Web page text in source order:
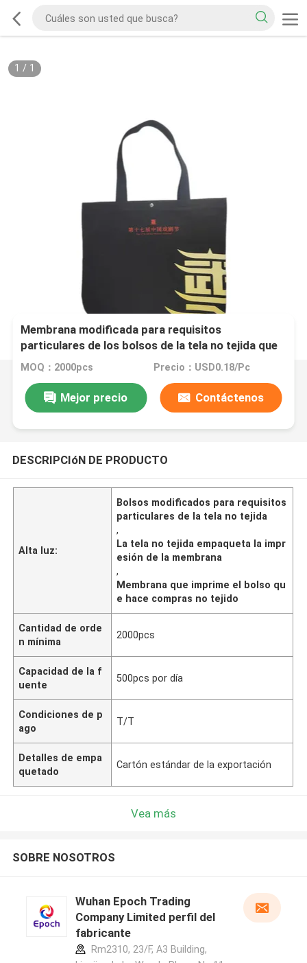
1 / 1
Membrana modificada para requisitos
particulares de los bolsos de la tela no tejida que
imprime el bolso que hace compras no tejido
MOQ：2000pcs Precio：USD0.18/Pc
Mejor precio Contáctenos
DESCRIPCIóN DE PRODUCTO
Alta luz:
Bolsos modificados para requisitos
particulares de la tela no tejida
,
La tela no tejida empaqueta la impr
esión de la membrana
,
Membrana que imprime el bolso qu
e hace compras no tejido
Cantidad de orde
n mínima
2000pcs
Capacidad de la f
uente
500pcs por día
Condiciones de p
ago
T/T
Detalles de empa
quetado
Cartón estándar de la exportación
Vea más
SOBRE NOSOTROS
Wuhan Epoch Trading
Company Limited perfil del
fabricante
Rm2310, 23/F, A3 Building,